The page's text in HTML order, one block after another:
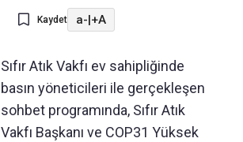
Kaydet a-|+A
Sıfır Atık Vakfı ev sahipliğinde
basın yöneticileri ile gerçekleşen
sohbet programında, Sıfır Atık
Vakfı Başkanı ve COP31 Yüksek